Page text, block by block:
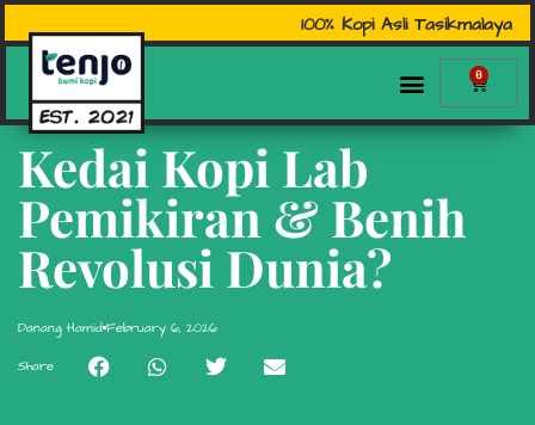
100% Kopi Asli Tasikmalaya
0
Kedai Kopi Lab
Pemikiran & Benih
Revolusi Dunia?
Danang Hamid February 6, 2026
Share